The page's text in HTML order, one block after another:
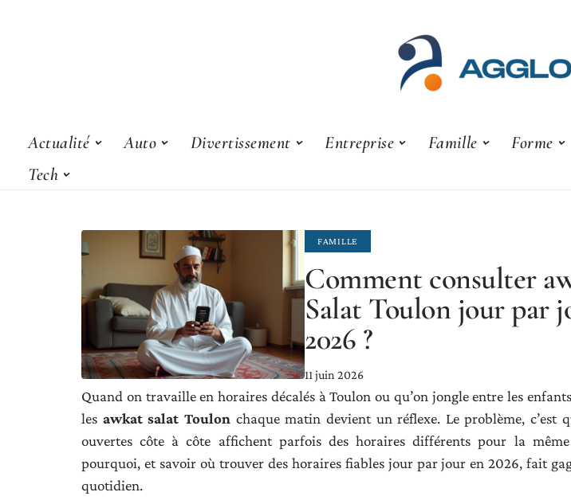
Actualité Auto Divertissement Entreprise Famille Forme
Tech
FAMILLE
Comment consulter
Salat Toulon jour par
2026 ?
11 juin 2026
Quand on travaille en horaires décalés à Toulon ou qu’on jongle entre les
les awkat salat Toulon chaque matin devient un réflexe. Le problème, c’est
ouvertes côte à côte affichent parfois des horaires différents pour la
pourquoi, et savoir où trouver des horaires fiables jour par jour en 2026, fait
quotidien.